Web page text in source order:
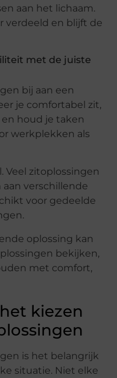
aan het lichaam.
verdeeld en blijft de
met de juiste
bij aan een
je comfortabel zit,
houd je taken
werkplekken als
Veel zitoplossingen
verschillende
voor gedeelde
oplossing kan
bekijken,
met comfort,
kiezen
is het belangrijk
situatie. Niet elke